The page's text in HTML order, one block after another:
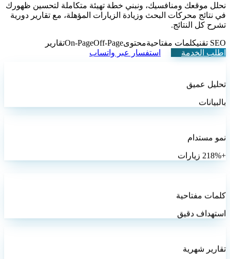
نحلل موقعك ومنافسيك، ونبني خطة تهيئة متكاملة لتحسين ظهورك
في نتائج محركات البحث وزيادة الزيارات المؤهلة، مع تقارير دورية
تشرح كل النتائج.
SEO تقني كلمات مفتاحيةمحتوى On-PageOff-Page
تقارير
اطلب الخدمة
استفسار عبر واتساب
تحليل عميق
بالبيانات
نمو مستدام
+218% زيارات
كلمات مفتاحية
استهداف دقيق
تقارير شهرية